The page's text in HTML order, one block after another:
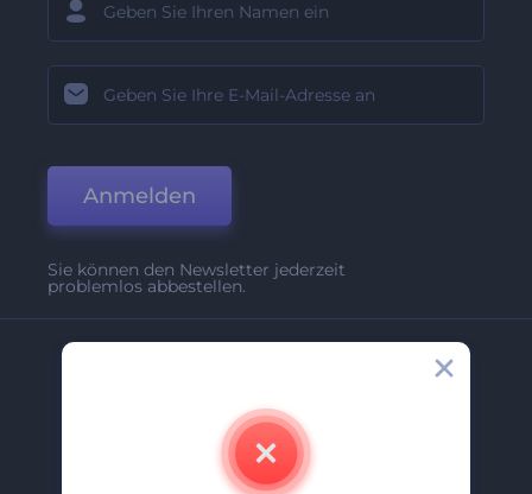
Anmelden
Sie können den Newsletter jederzeit
problemlos abbestellen.